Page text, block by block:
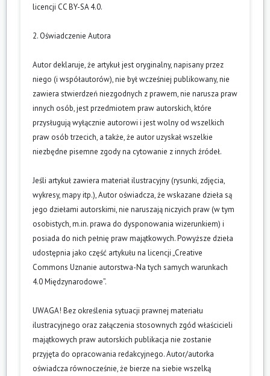
licencji CC BY-SA 4.0.
2. Oświadczenie Autora
Autor deklaruje, że artykuł jest oryginalny, napisany przez
niego (i współautorów), nie był wcześniej publikowany, nie
zawiera stwierdzeń niezgodnych z prawem, nie narusza praw
innych osób, jest przedmiotem praw autorskich, które
przysługują wyłącznie autorowi i jest wolny od wszelkich
praw osób trzecich, a także, że autor uzyskał wszelkie
niezbędne pisemne zgody na cytowanie z innych źródeł.
Jeśli artykuł zawiera materiał ilustracyjny (rysunki, zdjęcia,
wykresy, mapy itp.), Autor oświadcza, że wskazane dzieła są
jego dziełami autorskimi, nie naruszają niczyich praw (w tym
osobistych, m.in. prawa do dysponowania wizerunkiem) i
posiada do nich pełnię praw majątkowych. Powyższe dzieła
udostępnia jako część artykułu na licencji „Creative
Commons Uznanie autorstwa-Na tych samych warunkach
4.0 Międzynarodowe”.
UWAGA! Bez określenia sytuacji prawnej materiału
ilustracyjnego oraz załączenia stosownych zgód właścicieli
majątkowych praw autorskich publikacja nie zostanie
przyjęta do opracowania redakcyjnego. Autor/autorka
oświadcza równocześnie, że bierze na siebie wszelką